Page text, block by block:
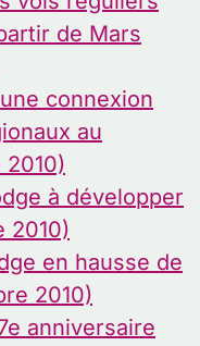
de Mars
connexion
au
à développer
2010)
en hausse de
2010)
anniversaire